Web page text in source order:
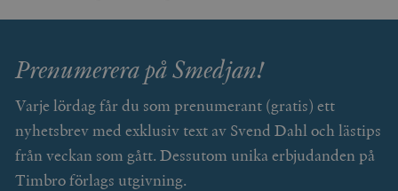
Prenumerera på Smedjan!
Varje lördag får du som prenumerant (gratis) ett
nyhetsbrev med exklusiv text av Svend Dahl och lästips
från veckan som gått. Dessutom unika erbjudanden på
Timbro förlags utgivning.